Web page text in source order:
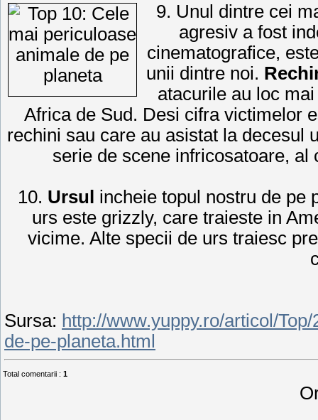
9. Unul dintre cei
agresiv a fost
cinematografice,
unii dintre noi.
atacurile au loc
Africa de Sud. Desi cifra victimelor
rechini sau care au asistat la decesul
serie de scene infricosatoare,
10. Ursul
incheie topul nostru de pe
urs este grizzly, care traieste in
vicime. Alte specii de urs traiesc
Sursa: http://www.yuppy.ro/articol/
de-pe-planeta.html
Total comentarii : 1